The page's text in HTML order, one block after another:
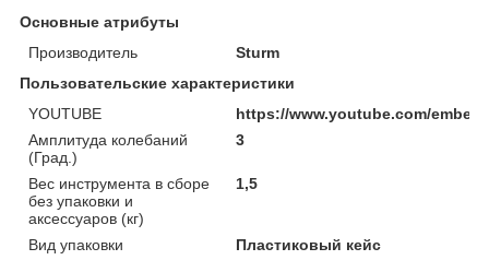
Основные атрибуты
Производитель
Sturm
Пользовательские характеристики
YOUTUBE
https://www.youtube.com/embed/
Амплитуда колебаний
(Град.)
3
Вес инструмента в сборе
без упаковки и
аксессуаров (кг)
1,5
Вид упаковки
Пластиковый кейс